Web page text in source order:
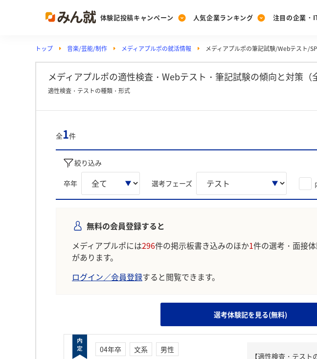
体験記投稿キャンペーン
Post
投稿する
[27卒] 本選考体
人気企業ランキング
Ranking
ランキングを見る
みんなのDX企業
Vote
注目の企業・
PickUp
注目の企業特集
注目の企業特集
トップ 音楽/芸能/制作 メディアプルポの就活情報 メディアプルポの筆記試験/Webテスト/
メディアプルポの適性検査・Webテスト・筆記試験の傾向と対策（
適性検査・テストの種類・形式
全1件
絞り込み
卒年 選考フェーズ
無料の会員登録すると
メディアプルポには296件の掲示板書き込みのほか1件の選考・面接体
があります。
ログイン／会員登録すると閲覧できます。
選考体験記を見る(無料)
04年卒 文系
男性